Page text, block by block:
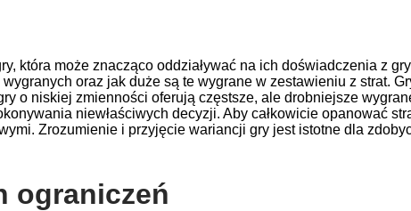
która może znacząco oddziaływać na ich doświadczenia z
oraz jak duże są te wygrane w zestawieniu z strat.
o niskiej zmienności oferują częstsze, ale drobniejsze
niewłaściwych decyzji. Aby całkowicie opanować
Zrozumienie i przyjęcie wariancji gry jest istotne dla
ograniczeń